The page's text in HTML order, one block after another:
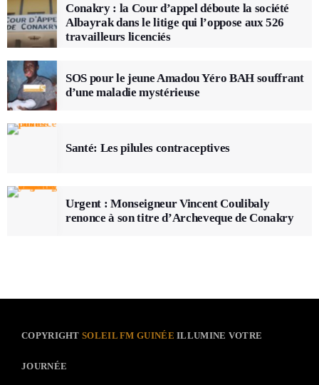
Conakry : la Cour d’appel déboute la société
Albayrak dans le litige qui l’oppose aux 526
travailleurs licenciés
SOS pour le jeune Amadou Yéro BAH souffrant
d’une maladie mystérieuse
Santé: Les pilules contraceptives
Urgent : Monseigneur Vincent Coulibaly
renonce à son titre d’Archeveque de Conakry
COPYRIGHTSOLEIL FM GUINÉE ILLUMINE VOTRE
JOURNÉE